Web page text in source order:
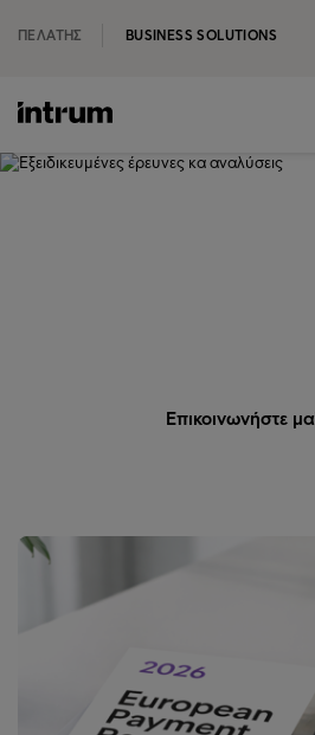
ΠΕΛΆΤΗΣ BUSINESS SOLUTIONS
Επικοινωνήστε